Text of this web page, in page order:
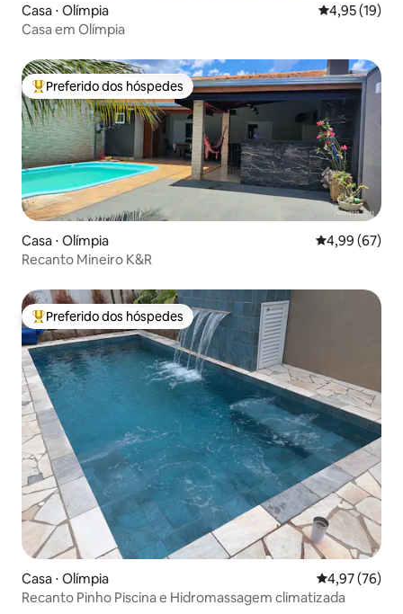
Casa ⋅ Olímpia 4,95 de uma
4,95 (19)
Casa em Olímpia
Entre os melhores preferidos dos hóspedes
Preferido dos hóspedes
Casa ⋅ Olímpia 4,99 de uma
4,99 (67)
Recanto Mineiro K&R
Entre os melhores preferidos dos hóspedes
Preferido dos hóspedes
Casa ⋅ Olímpia 4,97 de uma
4,97 (76)
Recanto Pinho Piscina e Hidromassagem climatizada